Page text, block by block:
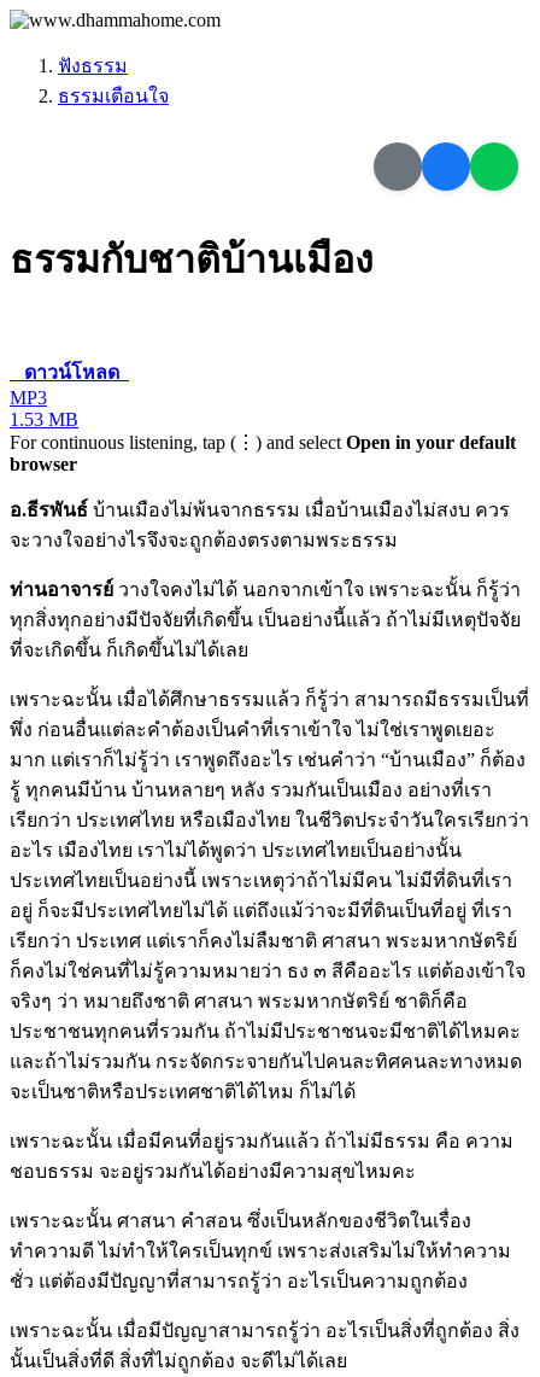
ฟังธรรม
ธรรมเตือนใจ
ธรรมกับชาติบ้านเมือง
ดาวน์โหลด
MP3
1.53 MB
For continuous listening, tap (⋮) and select Open in your default
browser
อ.ธีรพันธ์ บ้านเมืองไม่พ้นจากธรรม เมื่อบ้านเมืองไม่สงบ ควร
จะวางใจอย่างไรจึงจะถูกต้องตรงตามพระธรรม
ท่านอาจารย์ วางใจคงไม่ได้ นอกจากเข้าใจ เพราะฉะนั้น ก็รู้ว่า
ทุกสิ่งทุกอย่างมีปัจจัยที่เกิดขึ้น เป็นอย่างนี้แล้ว ถ้าไม่มีเหตุปัจจัย
ที่จะเกิดขึ้น ก็เกิดขึ้นไม่ได้เลย
เพราะฉะนั้น เมื่อได้ศึกษาธรรมแล้ว ก็รู้ว่า สามารถมีธรรมเป็นที่
พึ่ง ก่อนอื่นแต่ละคำต้องเป็นคำที่เราเข้าใจ ไม่ใช่เราพูดเยอะ
มาก แต่เราก็ไม่รู้ว่า เราพูดถึงอะไร เช่นคำว่า “บ้านเมือง” ก็ต้อง
รู้ ทุกคนมีบ้าน บ้านหลายๆ หลัง รวมกันเป็นเมือง อย่างที่เรา
เรียกว่า ประเทศไทย หรือเมืองไทย ในชีวิตประจำวันใครเรียกว่า
อะไร เมืองไทย เราไม่ได้พูดว่า ประเทศไทยเป็นอย่างนั้น
ประเทศไทยเป็นอย่างนี้ เพราะเหตุว่าถ้าไม่มีคน ไม่มีที่ดินที่เรา
อยู่ ก็จะมีประเทศไทยไม่ได้ แต่ถึงแม้ว่าจะมีที่ดินเป็นที่อยู่ ที่เรา
เรียกว่า ประเทศ แต่เราก็คงไม่ลืมชาติ ศาสนา พระมหากษัตริย์
ก็คงไม่ใช่คนที่ไม่รู้ความหมายว่า ธง ๓ สีคืออะไร แต่ต้องเข้าใจ
จริงๆ ว่า หมายถึงชาติ ศาสนา พระมหากษัตริย์ ชาติก็คือ
ประชาชนทุกคนที่รวมกัน ถ้าไม่มีประชาชนจะมีชาติได้ไหมคะ
และถ้าไม่รวมกัน กระจัดกระจายกันไปคนละทิศคนละทางหมด
จะเป็นชาติหรือประเทศชาติได้ไหม ก็ไม่ได้
เพราะฉะนั้น เมื่อมีคนที่อยู่รวมกันแล้ว ถ้าไม่มีธรรม คือ ความ
ชอบธรรม จะอยู่รวมกันได้อย่างมีความสุขไหมคะ
เพราะฉะนั้น ศาสนา คำสอน ซึ่งเป็นหลักของชีวิตในเรื่อง
ทำความดี ไม่ทำให้ใครเป็นทุกข์ เพราะส่งเสริมไม่ให้ทำความ
ชั่ว แต่ต้องมีปัญญาที่สามารถรู้ว่า อะไรเป็นความถูกต้อง
เพราะฉะนั้น เมื่อมีปัญญาสามารถรู้ว่า อะไรเป็นสิ่งที่ถูกต้อง สิ่ง
นั้นเป็นสิ่งที่ดี สิ่งที่ไม่ถูกต้อง จะดีไม่ได้เลย